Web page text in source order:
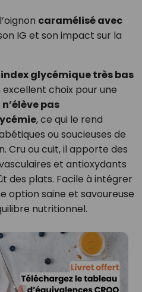
caramélisé avec
IG et son impact sur la
index glycémique très bas
excellent choix pour une
n’élève pas
, ce qui le rend
ou soucieuses de
Cru ou cuit, il apporte des
et antioxydants
des plats. Facile à intégrer
option saine et savoureuse
nutritionnel.